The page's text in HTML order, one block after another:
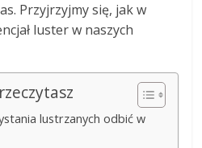
Przyjrzyjmy się, jak w
luster w naszych
lustrzanych odbić w